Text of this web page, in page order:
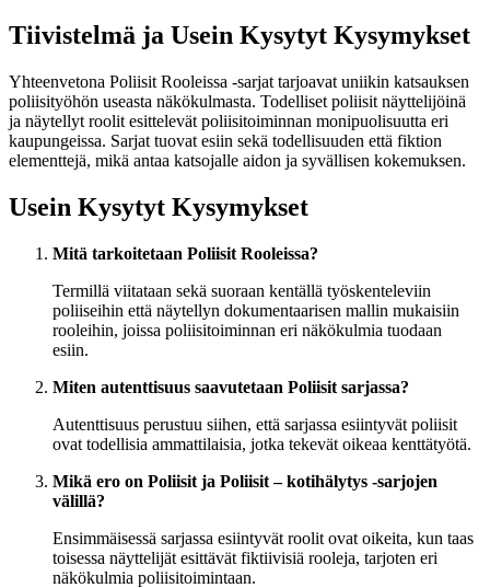
Tiivistelmä ja Usein Kysytyt Kysymykset
Yhteenvetona Poliisit Rooleissa -sarjat tarjoavat uniikin katsauksen
poliisityöhön useasta näkökulmasta. Todelliset poliisit näyttelijöinä
ja näytellyt roolit esittelevät poliisitoiminnan monipuolisuutta eri
kaupungeissa. Sarjat tuovat esiin sekä todellisuuden että fiktion
elementtejä, mikä antaa katsojalle aidon ja syvällisen kokemuksen.
Usein Kysytyt Kysymykset
Mitä tarkoitetaan Poliisit Rooleissa?
Termillä viitataan sekä suoraan kentällä työskenteleviin
poliiseihin että näytellyn dokumentaarisen mallin mukaisiin
rooleihin, joissa poliisitoiminnan eri näkökulmia tuodaan
esiin.
Miten autenttisuus saavutetaan Poliisit sarjassa?
Autenttisuus perustuu siihen, että sarjassa esiintyvät poliisit
ovat todellisia ammattilaisia, jotka tekevät oikeaa kenttätyötä.
Mikä ero on Poliisit ja Poliisit – kotihälytys -sarjojen
välillä?
Ensimmäisessä sarjassa esiintyvät roolit ovat oikeita, kun taas
toisessa näyttelijät esittävät fiktiivisiä rooleja, tarjoten eri
näkökulmia poliisitoimintaan.